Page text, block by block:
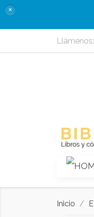
×
Llámenos:
Inicio